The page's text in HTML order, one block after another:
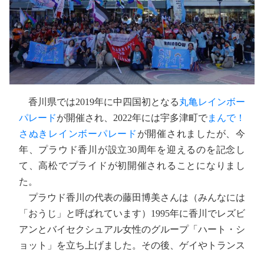
香川県では2019年に中四国初となる丸亀レインボー
パレードが開催され、2022年には宇多津町でまんで！
さぬきレインボーパレード が開催されましたが、今
年、プラウド香川が設立30周年を迎えるのを記念し
て、高松でプライドが初開催されることになりまし
た。
プラウド香川の代表の藤田博美さんは（みんなには
「おうじ」と呼ばれています）1995年に香川でレズビ
アンとバイセクシュアル女性のグループ「ハート・シ
ョット」を立ち上げました。その後、ゲイやトランス